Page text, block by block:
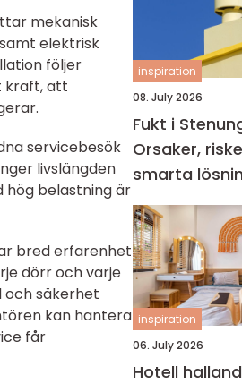
mekanisk
elektrisk
följer
kraft, att
servicebesök
livslängden
hög belastning är
bred erfarenhet
dörr och varje
och säkerhet
kan hantera
får
inspiration
08. July 2026
Fukt i
Orsaker,
smarta
inspiration
06. July 2026
Hotell halland